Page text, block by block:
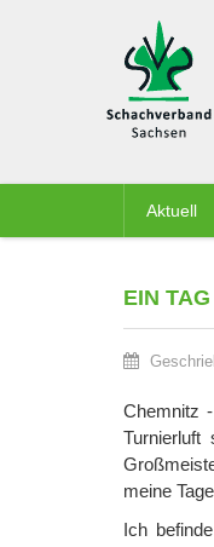
Aktuell
EIN
Chemnitz
Turnierluft
meine
Ich